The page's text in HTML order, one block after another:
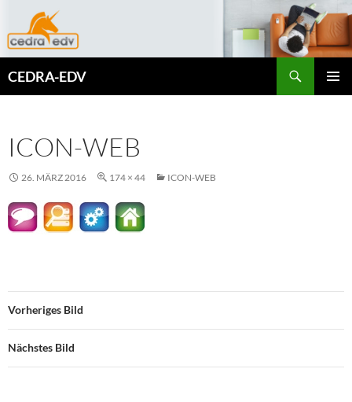
Inhalt
springen
CEDRA-EDV
ICON-WEB
26. MÄRZ 2016 174 × 44 ICON-WEB
Vorheriges Bild
Nächstes Bild